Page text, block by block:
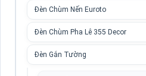
Đèn Chùm Nến Euroto
Đèn Chùm Pha Lê 355 Decor
Đèn Gắn Tường